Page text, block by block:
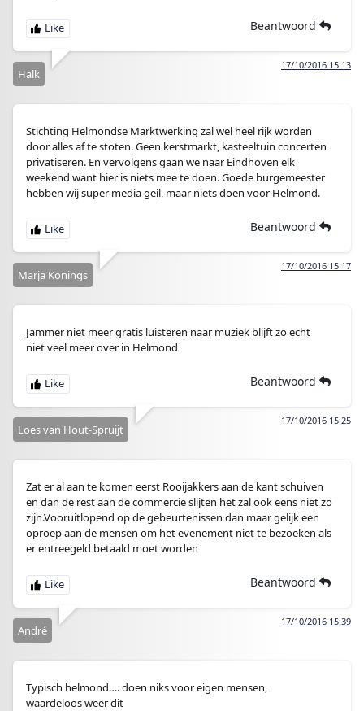
Beantwoord
17/10/2016 15:13
Halk
Stichting Helmondse Marktwerking zal wel heel rijk worden
door alles af te stoten. Geen kerstmarkt, kasteeltuin concerten
privatiseren. En vervolgens gaan we naar Eindhoven elk
weekend want hier is niets mee te doen. Goede burgemeester
hebben wij super media geil, maar niets doen voor Helmond.
Beantwoord
17/10/2016 15:17
Marja Konings
Jammer niet meer gratis luisteren naar muziek blijft zo echt
niet veel meer over in Helmond
Beantwoord
17/10/2016 15:25
Loes van Hout-Spruijt
Zat er al aan te komen eerst Rooijakkers aan de kant schuiven
en dan de rest aan de commercie slijten het zal ook eens niet zo
zijn.Vooruitlopend op de gebeurtenissen dan maar gelijk een
oproep aan de mensen om het evenement niet te bezoeken als
er entreegeld betaald moet worden
Beantwoord
17/10/2016 15:39
André
Typisch helmond…. doen niks voor eigen mensen,
waardeloos weer dit